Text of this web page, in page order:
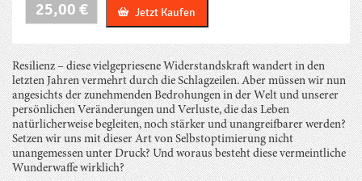
25,00 €
ich
das?
Menge
Jetzt Kaufen
Resilienz – diese vielgepriesene Widerstandskraft wandert in den
letzten Jahren vermehrt durch die Schlagzeilen. Aber müssen wir nun
angesichts der zunehmenden Bedrohungen in der Welt und unserer
persönlichen Veränderungen und Verluste, die das Leben
natürlicherweise begleiten, noch stärker und unangreifbarer werden?
Setzen wir uns mit dieser Art von Selbstoptimierung nicht
unangemessen unter Druck? Und woraus besteht diese vermeintliche
Wunderwaffe wirklich?